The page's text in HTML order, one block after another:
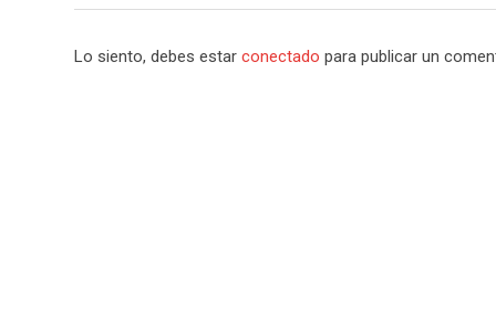
Lo siento, debes estar conectado para publicar un